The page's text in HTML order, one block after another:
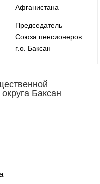
Афганистана
Председатель
Союза пенсионеров
г.о. Баксан
Баксан